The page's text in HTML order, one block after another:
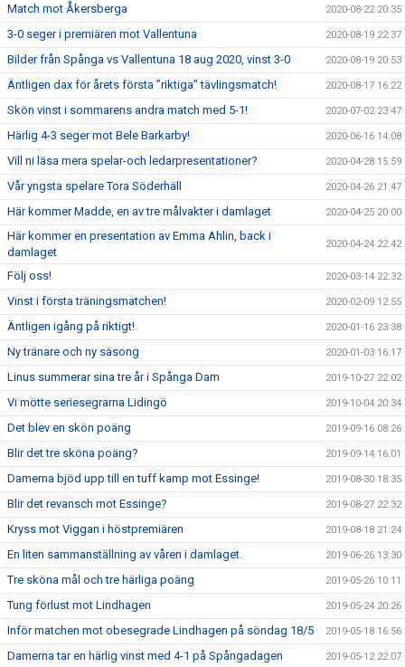
Match mot Åkersberga 2020-08-22 20:35
3-0 seger i premiären mot Vallentuna 2020-08-19 22:37
Bilder från Spånga vs Vallentuna 18 aug 2020, vinst 3-0 2020-08-19 20:53
Äntligen dax för årets första ”riktiga” tävlingsmatch! 2020-08-17 16:22
Skön vinst i sommarens andra match med 5-1! 2020-07-02 23:47
Härlig 4-3 seger mot Bele Barkarby! 2020-06-16 14:08
Vill ni läsa mera spelar-och ledarpresentationer? 2020-04-28 15:59
Vår yngsta spelare Tora Söderhäll 2020-04-26 21:47
Här kommer Madde, en av tre målvakter i damlaget 2020-04-25 20:00
Här kommer en presentation av Emma Ahlin, back i
damlaget
2020-04-24 22:42
Följ oss! 2020-03-14 22:32
Vinst i första träningsmatchen! 2020-02-09 12:55
Äntligen igång på riktigt! 2020-01-16 23:38
Ny tränare och ny säsong 2020-01-03 16:17
Linus summerar sina tre år i Spånga Dam 2019-10-27 22:02
Vi mötte seriesegrarna Lidingö 2019-10-04 20:34
Det blev en skön poäng 2019-09-16 08:26
Blir det tre sköna poäng? 2019-09-14 16:01
Damerna bjöd upp till en tuff kamp mot Essinge! 2019-08-30 18:35
Blir det revansch mot Essinge? 2019-08-27 22:32
Kryss mot Viggan i höstpremiären 2019-08-18 21:24
En liten sammanställning av våren i damlaget. 2019-06-26 13:30
Tre sköna mål och tre härliga poäng 2019-05-26 10:11
Tung förlust mot Lindhagen 2019-05-24 20:26
Inför matchen mot obesegrade Lindhagen på söndag 18/5 2019-05-18 16:56
Damerna tar en härlig vinst med 4-1 på Spångadagen 2019-05-12 22:07